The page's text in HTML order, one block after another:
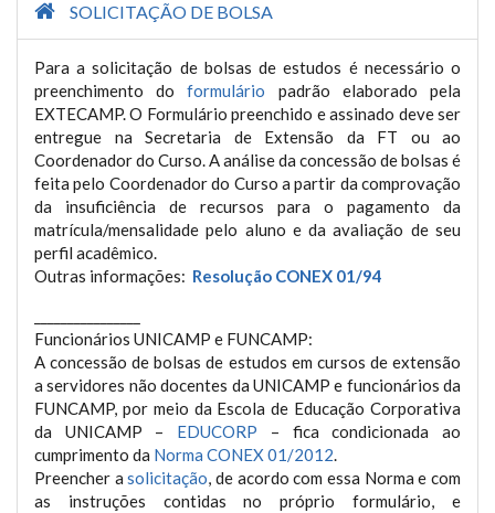
SOLICITAÇÃO DE BOLSA
Para a solicitação de bolsas de estudos é necessário o
preenchimento doformulário padrão elaborado pela
EXTECAMP. O Formulário preenchido e assinado deve ser
entregue na Secretaria de Extensão da FT ou ao
Coordenador do Curso. A análise da concessão de bolsas é
feita pelo Coordenador do Curso a partir da comprovação
da insuficiência de recursos para o pagamento da
matrícula/mensalidade pelo aluno e da avaliação de seu
perfil acadêmico.
Outras informações: Resolução CONEX 01/94
Funcionários UNICAMP e FUNCAMP:
A concessão de bolsas de estudos em cursos de extensão
a servidores não docentes da UNICAMP e funcionários da
FUNCAMP, por meio da Escola de Educação Corporativa
da UNICAMP – EDUCORP – fica condicionada ao
cumprimento da Norma CONEX 01/2012.
Preencher asolicitação, de acordo com essa Norma e com
as instruções contidas no próprio formulário, e